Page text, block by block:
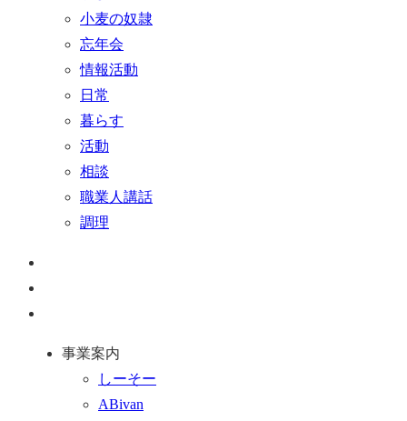
小麦の奴隷
忘年会
情報活動
日常
暮らす
活動
相談
職業人講話
調理
事業案内
しーそー
ABivan